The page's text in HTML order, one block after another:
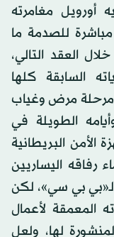
روى فيه أورويل مغامرته
للصدمة ما
العقد التالي،
السابقة كلها
مرحلة مرض وغياب
الطويلة في
الأمن البريطانية
رفاقه اليساريين
بي سي»، لكن
المعمقة لأعمال
لها، ولعل